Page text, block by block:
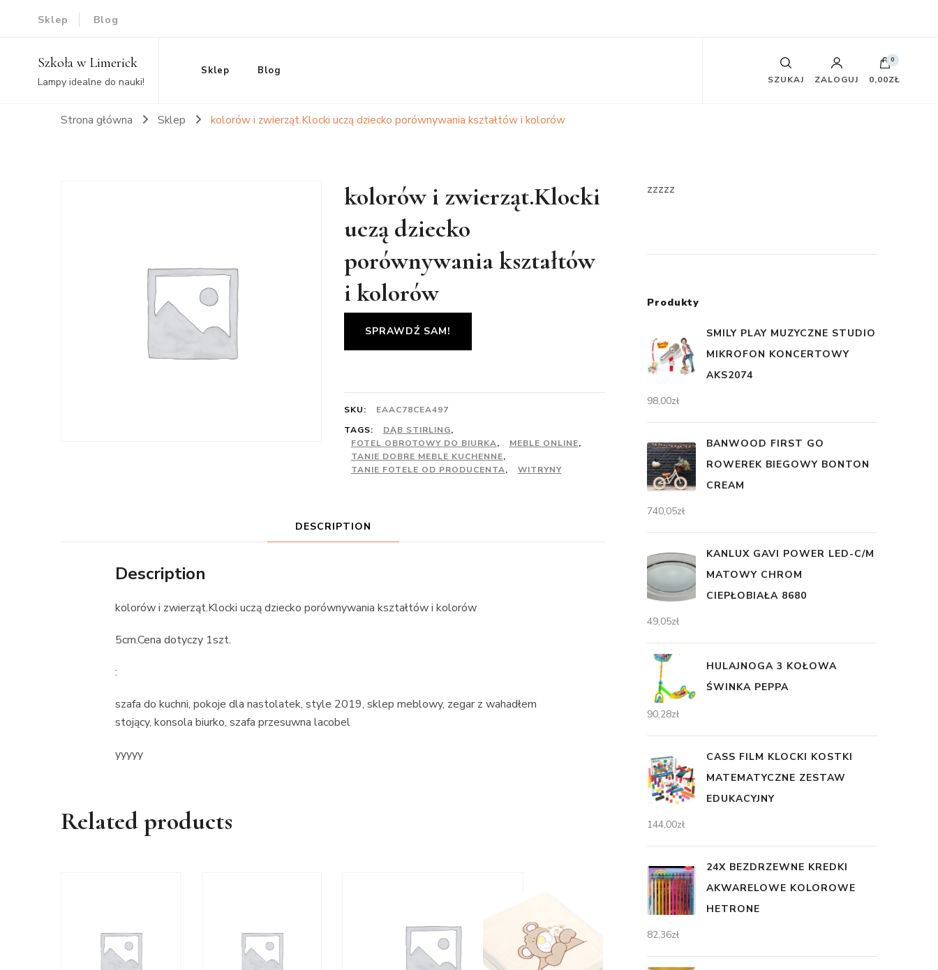
Sklep Blog
Szkoła w Limerick
Lampy idealne do nauki!
Sklep Blog
SZUKAJ ZALOGUJ
0
0,00ZŁ
Strona główna Sklep kolorów i zwierząt.Klocki uczą dziecko porównywania kształtów i kolorów
kolorów i zwierząt.Klocki
uczą dziecko
porównywania kształtów
i kolorów
SPRAWDŹ SAM!
SKU:
EAAC78CEA497
TAGS:
DĄB STIRLING,
FOTEL OBROTOWY DO BIURKA, MEBLE ONLINE,
TANIE DOBRE MEBLE KUCHENNE,
TANIE FOTELE OD PRODUCENTA, WITRYNY
DESCRIPTION
Description
kolorów i zwierząt.Klocki uczą dziecko porównywania kształtów i kolorów
5cm.Cena dotyczy 1szt.
:
szafa do kuchni, pokoje dla nastolatek, style 2019, sklep meblowy, zegar z wahadłem
stojący, konsola biurko, szafa przesuwna lacobel
yyyyy
Related products
zzzzz
Produkty
SMILY PLAY MUZYCZNE STUDIO
MIKROFON KONCERTOWY
AKS2074
98,00zł
BANWOOD FIRST GO
ROWEREK BIEGOWY BONTON
CREAM
740,05zł
KANLUX GAVI POWER LED-C/M
MATOWY CHROM
CIEPŁOBIAŁA 8680
49,05zł
HULAJNOGA 3 KOŁOWA
ŚWINKA PEPPA
90,28zł
CASS FILM KLOCKI KOSTKI
MATEMATYCZNE ZESTAW
EDUKACYJNY
144,00zł
24X BEZDRZEWNE KREDKI
AKWARELOWE KOLOROWE
HETRONE
82,36zł